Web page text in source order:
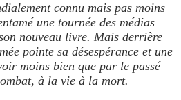
connu mais pas moins
une tournée des médias
nouveau livre. Mais derrière
pointe sa désespérance et une
moins bien que par le passé
à la vie à la mort.